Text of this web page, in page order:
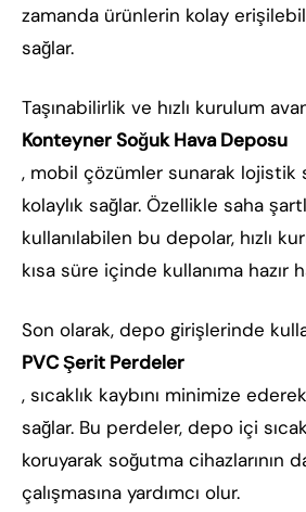
zamanda ürünlerin kolay
sağlar.
Taşınabilirlik ve hızlı kurulum
Konteyner Soğuk Hava Deposu
, mobil çözümler sunarak lojistik
kolaylık sağlar. Özellikle saha
kullanılabilen bu depolar, hızlı
kısa süre içinde kullanıma hazır
Son olarak, depo girişlerinde
PVC Şerit Perdeler
, sıcaklık kaybını minimize
sağlar. Bu perdeler, depo içi
koruyarak soğutma cihazlarının
çalışmasına yardımcı olur.